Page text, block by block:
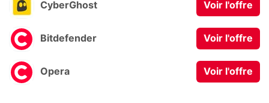
CyberGhost Voir l'offre
Bitdefender Voir l'offre
Opera Voir l'offre